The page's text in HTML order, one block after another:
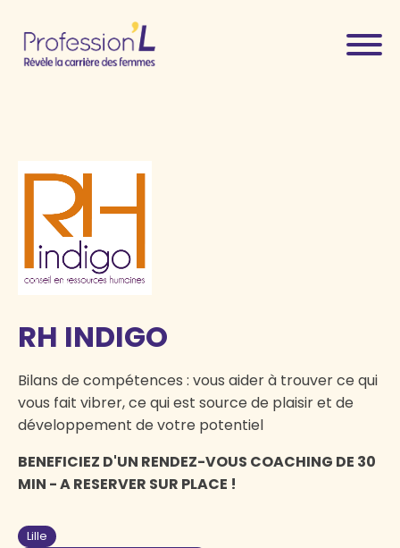
RH INDIGO
Bilans de compétences : vous aider à trouver ce qui
vous fait vibrer, ce qui est source de plaisir et de
développement de votre potentiel
BENEFICIEZ D'UN RENDEZ-VOUS COACHING DE 30
MIN - A RESERVER SUR PLACE !
Lille